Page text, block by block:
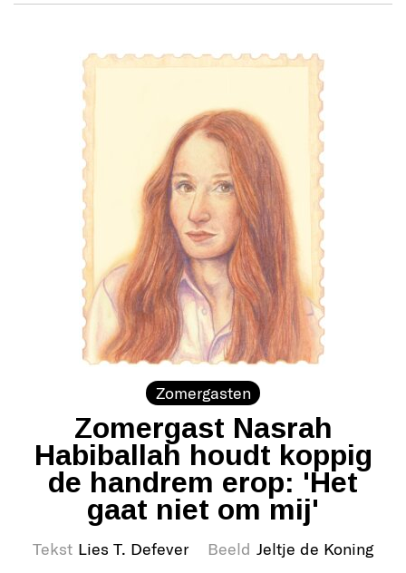
Zomergasten
Zomergast Nasrah
Habiballah houdt koppig
de handrem erop: 'Het
gaat niet om mij'
Tekst Lies T. Defever Beeld Jeltje de Koning